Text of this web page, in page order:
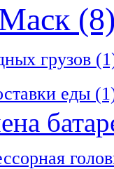
грузов
еды